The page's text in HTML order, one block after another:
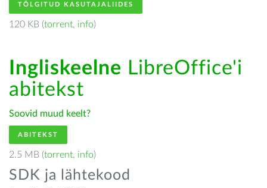
TÕLGITUD KASUTAJALIIDES
120 KB (torrent, info)
Ingliskeelne LibreOffice'i
abitekst
Soovid muud keelt?
ABITEKST
2.5 MB (torrent, info)
SDK ja lähtekood